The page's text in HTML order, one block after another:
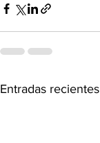
Entradas recientes